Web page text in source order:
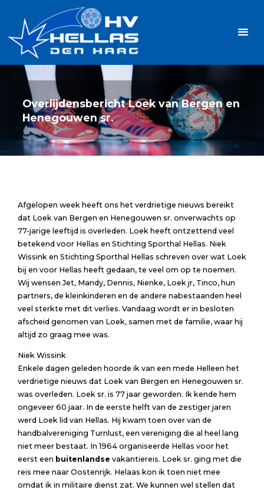
inhoud
Overlijdensbericht Loek van Bergen en
Henegouwen sr.
Afgelopen week heeft ons het verdrietige nieuws bereikt
dat Loek van Bergen en Henegouwen sr. onverwachts op
77-jarige leeftijd is overleden. Loek heeft ontzettend veel
betekend voor Hellas en Stichting Sporthal Hellas. Niek
Wissink en Stichting Sporthal Hellas schreven over wat Loek
bij en voor Hellas heeft gedaan, te veel om op te noemen.
Wij wensen Jet, Mandy, Dennis, Nienke, Loek jr, Tinco, hun
partners, de kleinkinderen en de andere nabestaanden heel
veel sterkte met dit verlies. Vandaag wordt er in besloten
afscheid genomen van Loek, samen met de familie, waar hij
altijd zo graag mee was.
Niek Wissink
Enkele dagen geleden hoorde ik van een mede Helleen het
verdrietige nieuws dat Loek van Bergen en Henegouwen sr.
was overleden. Loek sr. is 77 jaar geworden. Ik kende hem
ongeveer 60 jaar. In de eerste helft van de zestiger jaren
werd Loek lid van Hellas. Hij kwam toen over van de
handbalvereniging Turnlust, een vereniging die al heel lang
niet meer bestaat. In 1964 organiseerde Hellas voor het
eerst een buitenlandse vakantiereis. Loek sr. ging met die
reis mee naar Oostenrijk. Helaas kon ik toen niet mee
omdat ik in militaire dienst zat. We kunnen wel stellen dat